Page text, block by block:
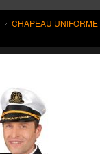
CHAPEAU UNIFORME